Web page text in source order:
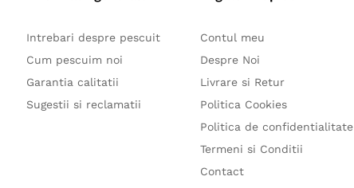
Intrebari despre pescuit
Cum pescuim noi
Garantia calitatii
Sugestii si reclamatii
Contul meu
Despre Noi
Livrare si Retur
Politica Cookies
Politica de confidentialitate
Termeni si Conditii
Contact